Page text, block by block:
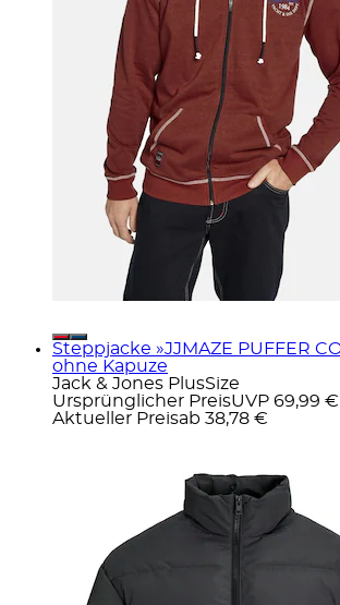
Steppjacke »JJMAZE PUFFER
ohne Kapuze
Jack & Jones PlusSize
Ursprünglicher PreisUVP 69,99 €
Aktueller Preisab 38,78 €